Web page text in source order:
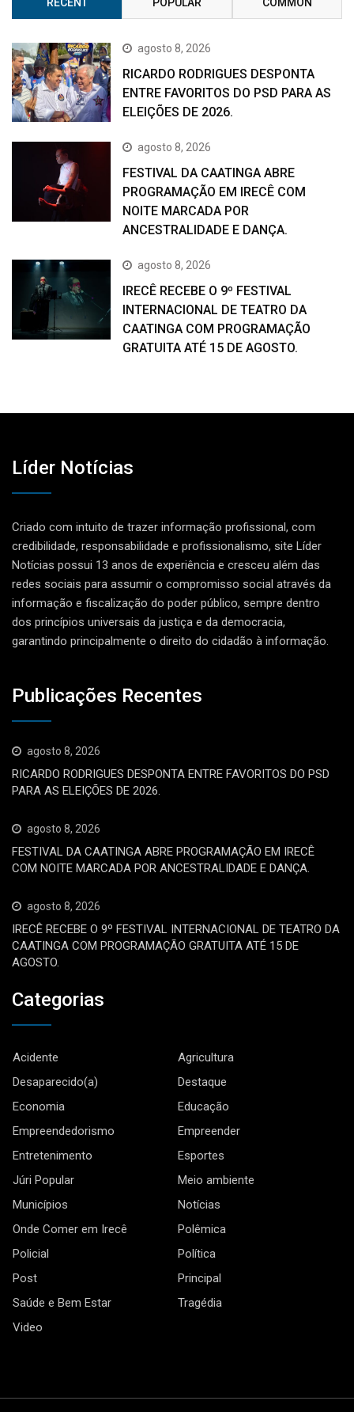
agosto 8, 2026
RICARDO RODRIGUES DESPONTA
ENTRE FAVORITOS DO PSD PARA AS
ELEIÇÕES DE 2026.
agosto 8, 2026
FESTIVAL DA CAATINGA ABRE
PROGRAMAÇÃO EM IRECÊ COM
NOITE MARCADA POR
ANCESTRALIDADE E DANÇA.
agosto 8, 2026
IRECÊ RECEBE O 9º FESTIVAL
INTERNACIONAL DE TEATRO DA
CAATINGA COM PROGRAMAÇÃO
GRATUITA ATÉ 15 DE AGOSTO.
Líder Notícias
Criado com intuito de trazer informação profissional, com
credibilidade, responsabilidade e profissionalismo, site Líder
Notícias possui 13 anos de experiência e cresceu além das
redes sociais para assumir o compromisso social através da
informação e fiscalização do poder público, sempre dentro
dos princípios universais da justiça e da democracia,
garantindo principalmente o direito do cidadão à informação.
Publicações Recentes
agosto 8, 2026
RICARDO RODRIGUES DESPONTA ENTRE FAVORITOS DO PSD
PARA AS ELEIÇÕES DE 2026.
agosto 8, 2026
FESTIVAL DA CAATINGA ABRE PROGRAMAÇÃO EM IRECÊ
COM NOITE MARCADA POR ANCESTRALIDADE E DANÇA.
agosto 8, 2026
IRECÊ RECEBE O 9º FESTIVAL INTERNACIONAL DE TEATRO DA
CAATINGA COM PROGRAMAÇÃO GRATUITA ATÉ 15 DE
AGOSTO.
Categorias
Acidente
Agricultura
Desaparecido(a)
Destaque
Economia
Educação
Empreendedorismo
Empreender
Entretenimento
Esportes
Júri Popular
Meio ambiente
Municípios
Notícias
Onde Comer em Irecê
Polêmica
Policial
Política
Post
Principal
Saúde e Bem Estar
Tragédia
Video